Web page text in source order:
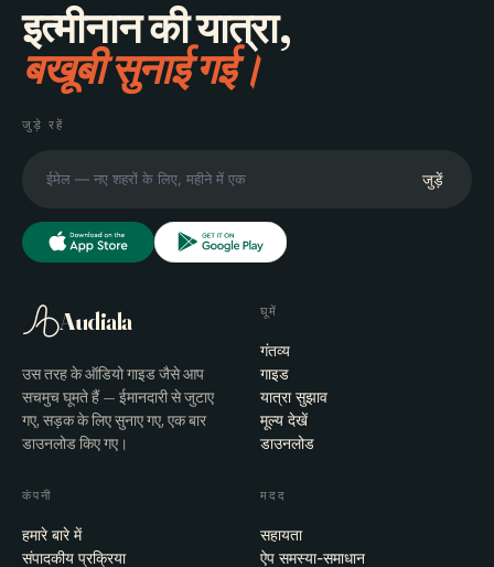
इत्मीनान की यात्रा,
बखूबी सुनाई गई।
जुड़े रहें
जुड़ें
Audiala
उस तरह के ऑडियो गाइड जैसे आप
सचमुच घूमते हैं — ईमानदारी से जुटाए
गए, सड़क के लिए सुनाए गए, एक बार
डाउनलोड किए गए।
घूमें
गंतव्य
गाइड
यात्रा सुझाव
मूल्य देखें
डाउनलोड
कंपनी
हमारे बारे में
संपादकीय प्रक्रिया
मदद
सहायता
ऐप समस्या-समाधान